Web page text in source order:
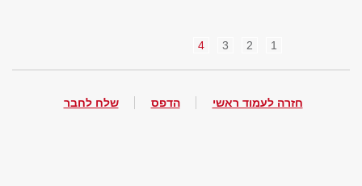
1
2
3
4
חזרה לעמוד ראשי הדפס שלח לחבר